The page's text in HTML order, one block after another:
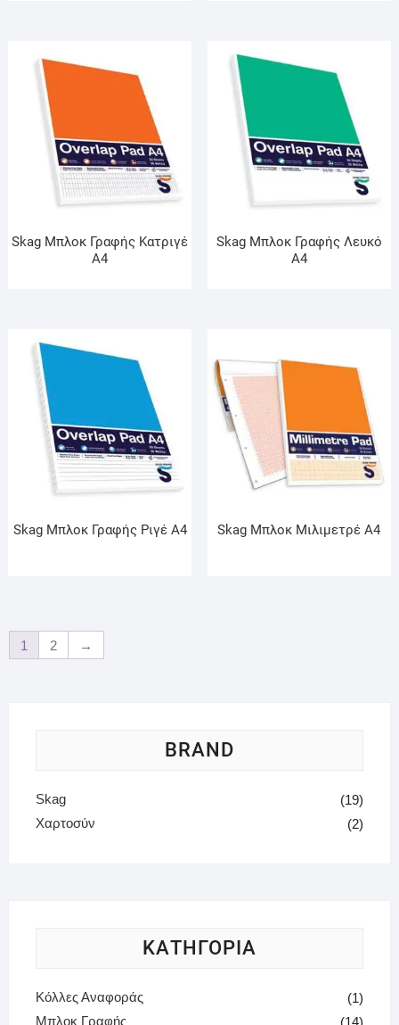
Skag Μπλοκ Γραφής Κατριγέ
Α4
Skag Μπλοκ Γραφής Λευκό
Α4
Skag Μπλοκ Γραφής Ριγέ Α4 Skag Μπλοκ Μιλιμετρέ Α4
1 2 →
BRAND
Skag
(19)
Χαρτοσύν
(2)
ΚΑΤΗΓΟΡΙΑ
Κόλλες Αναφοράς
(1)
Μπλοκ Γραφής
(14)